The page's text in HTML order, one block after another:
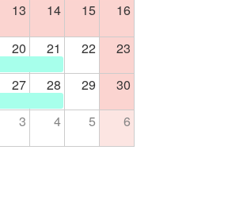
13 14 15 16
20 21 22 23
27 28 29 30
3 4 5 6